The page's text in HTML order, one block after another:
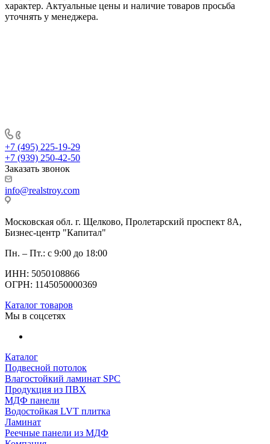
характер. Актуальные цены и наличие товаров просьба
уточнять у менеджера.
+7 (495) 225-19-29
+7 (939) 250-42-50
Заказать звонок
info@realstroy.com
Московская обл. г. Щелково, Пролетарский проспект 8А,
Бизнес-центр "Капитал"
Пн. – Пт.: с 9:00 до 18:00
ИНН: 5050108866
ОГРН: 1145050000369
Каталог товаров
Мы в соцсетях
Каталог
Подвесной потолок
Влагостойкий ламинат SPC
Продукция из ПВХ
МДФ панели
Водостойкая LVT плитка
Ламинат
Реечные панели из МДФ